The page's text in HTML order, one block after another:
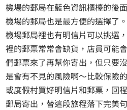
機場的郵局在藍色資訊櫃檯的後
機場的郵局也是最方便的選擇了。
機場郵局裡也有明信片可以挑選
裡的郵票常常會缺貨，店員可能
們郵票來了再幫你寄出，但只要
是會有不見的風險啊～比較保險
或度假村買好明信片和郵票，回
郵局寄出，替這段旅程落下完美